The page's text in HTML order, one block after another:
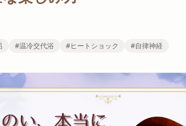
#温冷交代浴 #ヒートショック #自律神経